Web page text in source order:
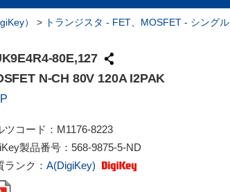
） > トランジスタ - FET、MOSFET - シングル
80E,127
N-CH 80V 120A I2PAK
ツコード： M1176-8223
製品番号： 568-9875-5-ND
ランク： A(DigiKey)